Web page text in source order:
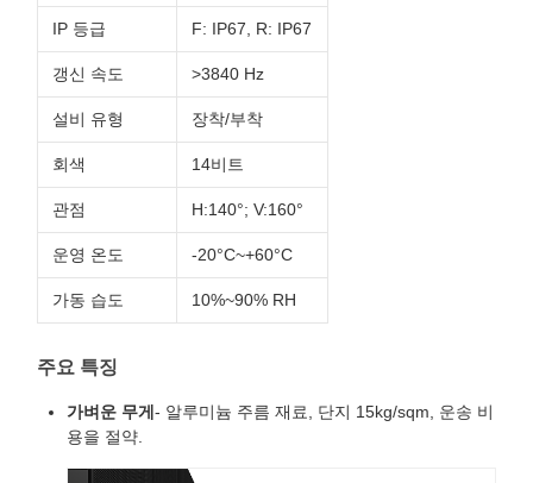
IP 등급 F: IP67, R: IP67
갱신 속도 >3840 Hz
설비 유형 장착/부착
회색 14비트
관점 H:140°; V:160°
운영 온도 -20°C~+60°C
가동 습도 10%~90% RH
주요 특징
가벼운 무게 - 알루미늄 주름 재료, 단지 15kg/sqm, 운송 비
용을 절약.